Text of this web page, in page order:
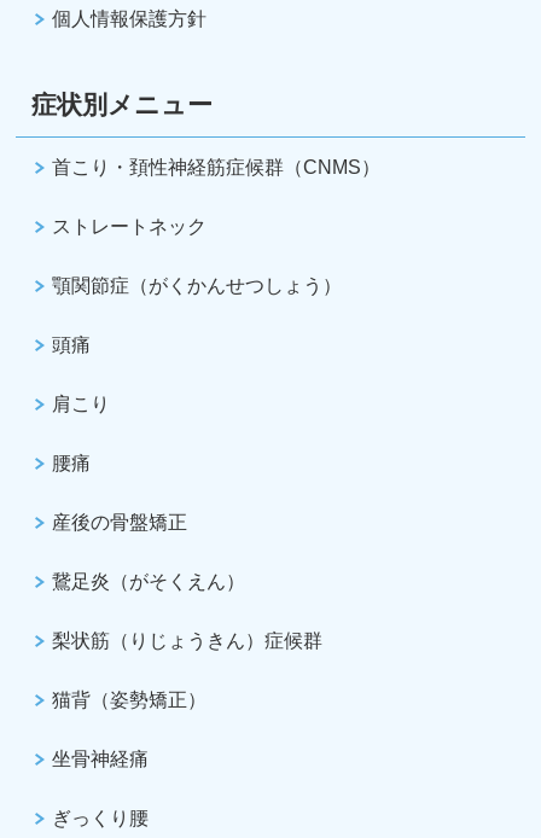
個人情報保護方針
症状別メニュー
首こり・頚性神経筋症候群（CNMS）
ストレートネック
顎関節症（がくかんせつしょう）
頭痛
肩こり
腰痛
産後の骨盤矯正
鵞足炎（がそくえん）
梨状筋（りじょうきん）症候群
猫背（姿勢矯正）
坐骨神経痛
ぎっくり腰